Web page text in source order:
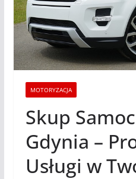
MOTORYZACJA
Skup
Gdynia –
Usługi w